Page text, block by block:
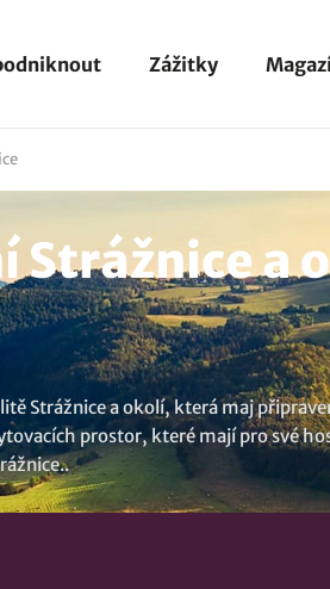
Zážitky
Strážnice a
Strážnice a okolí, která maj
prostor, které mají pro své
..